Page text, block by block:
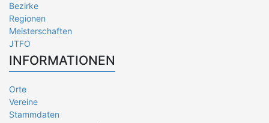
Bezirke
Regionen
Meisterschaften
JTFO
INFORMATIONEN
Orte
Vereine
Stammdaten